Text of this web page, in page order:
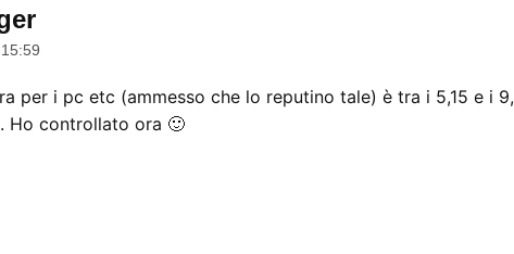
dice:
per i pc etc (ammesso che lo reputino tale) è tra i 5,15 e i
Ho controllato ora 🙂